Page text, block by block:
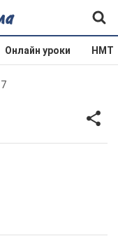
Онлайн уроки НМТ